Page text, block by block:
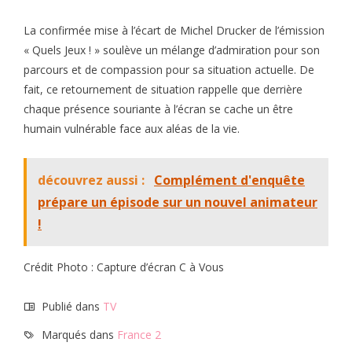
La confirmée mise à l’écart de Michel Drucker de l’émission
« Quels Jeux ! » soulève un mélange d’admiration pour son
parcours et de compassion pour sa situation actuelle. De
fait, ce retournement de situation rappelle que derrière
chaque présence souriante à l’écran se cache un être
humain vulnérable face aux aléas de la vie.
découvrez aussi : Complément d'enquête
prépare un épisode sur un nouvel animateur
!
Crédit Photo : Capture d’écran C à Vous
Publié dans TV
Marqués dans France 2